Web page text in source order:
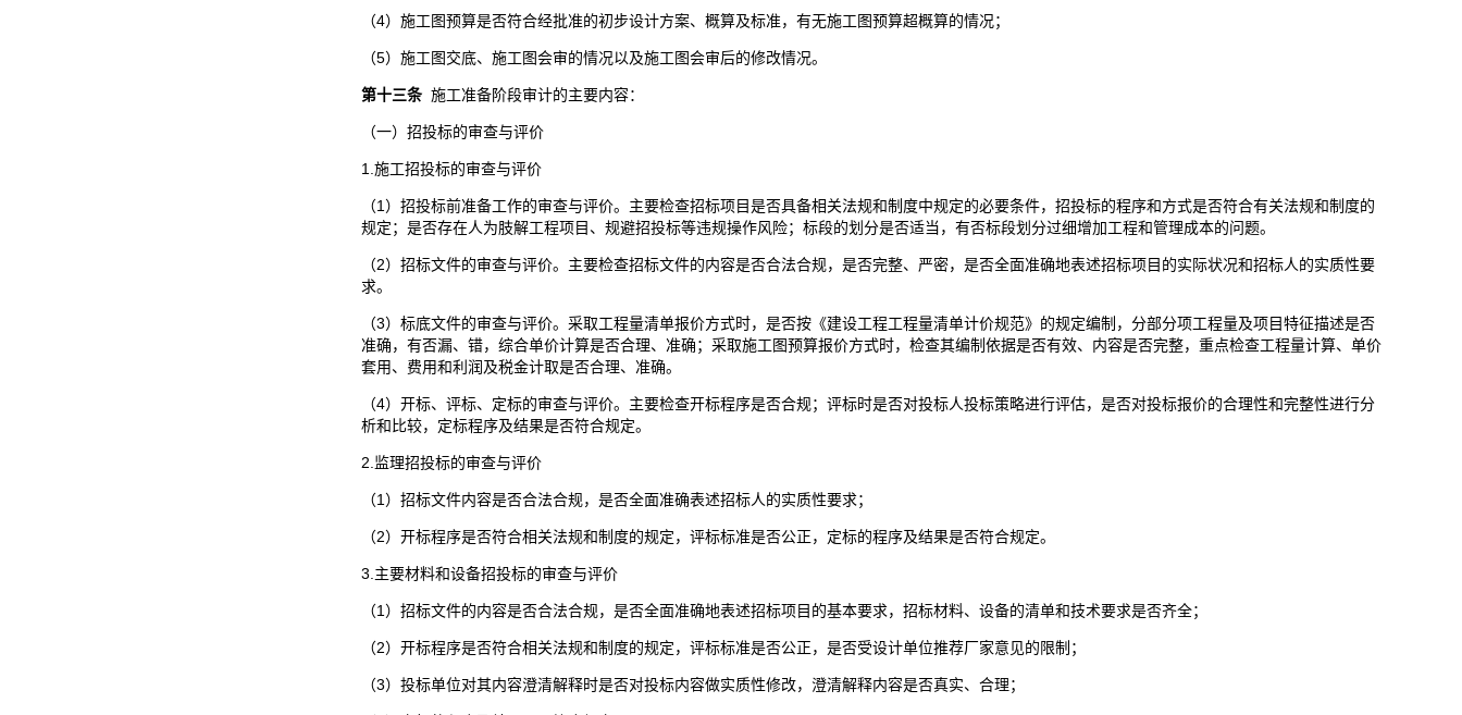
（4）施工图预算是否符合经批准的初步设计方案、概算及标准，有无施工图预算超概算的情况；
（5）施工图交底、施工图会审的情况以及施工图会审后的修改情况。
第十三条 施工准备阶段审计的主要内容：
（一）招投标的审查与评价
1.施工招投标的审查与评价
（1）招投标前准备工作的审查与评价。主要检查招标项目是否具备相关法规和制度中规定的必要条件，招投标的程序和方式是否符合有关法规和制度的
规定；是否存在人为肢解工程项目、规避招投标等违规操作风险；标段的划分是否适当，有否标段划分过细增加工程和管理成本的问题。
（2）招标文件的审查与评价。主要检查招标文件的内容是否合法合规，是否完整、严密，是否全面准确地表述招标项目的实际状况和招标人的实质性要
求。
（3）标底文件的审查与评价。采取工程量清单报价方式时，是否按《建设工程工程量清单计价规范》的规定编制，分部分项工程量及项目特征描述是否
准确，有否漏、错，综合单价计算是否合理、准确；采取施工图预算报价方式时，检查其编制依据是否有效、内容是否完整，重点检查工程量计算、单价
套用、费用和利润及税金计取是否合理、准确。
（4）开标、评标、定标的审查与评价。主要检查开标程序是否合规；评标时是否对投标人投标策略进行评估，是否对投标报价的合理性和完整性进行分
析和比较，定标程序及结果是否符合规定。
2.监理招投标的审查与评价
（1）招标文件内容是否合法合规，是否全面准确表述招标人的实质性要求；
（2）开标程序是否符合相关法规和制度的规定，评标标准是否公正，定标的程序及结果是否符合规定。
3.主要材料和设备招投标的审查与评价
（1）招标文件的内容是否合法合规，是否全面准确地表述招标项目的基本要求，招标材料、设备的清单和技术要求是否齐全；
（2）开标程序是否符合相关法规和制度的规定，评标标准是否公正，是否受设计单位推荐厂家意见的限制；
（3）投标单位对其内容澄清解释时是否对投标内容做实质性修改，澄清解释内容是否真实、合理；